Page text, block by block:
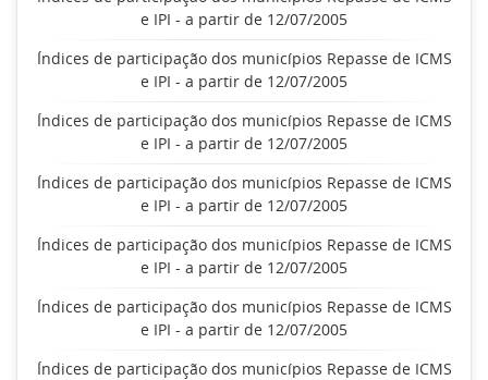
e IPI - a partir de 12/07/2005
Índices de participação dos municípios Repasse de ICMS
e IPI - a partir de 12/07/2005
Índices de participação dos municípios Repasse de ICMS
e IPI - a partir de 12/07/2005
Índices de participação dos municípios Repasse de ICMS
e IPI - a partir de 12/07/2005
Índices de participação dos municípios Repasse de ICMS
e IPI - a partir de 12/07/2005
Índices de participação dos municípios Repasse de ICMS
e IPI - a partir de 12/07/2005
Índices de participação dos municípios Repasse de ICMS